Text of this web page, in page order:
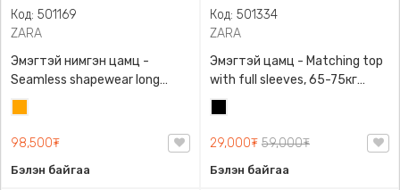
Код: 501169
ZARA
Эмэгтэй нимгэн цамц -
Seamless shapewear long
sleeve t-shirt, 40-60кг жинд
таарна, ZARA, 8779/458/615,
Урт ханцуйтай
98,500₮
Бэлэн байгаа
Код: 501334
ZARA
Эмэгтэй цамц - Matching top
with full sleeves, 65-75кг
жинд таарна, ZARA,
0962/642/800, Задгай
энгэртэй, Урт ханцуйтай,
29,000₮ 59,000₮
Бэлэн байгаа